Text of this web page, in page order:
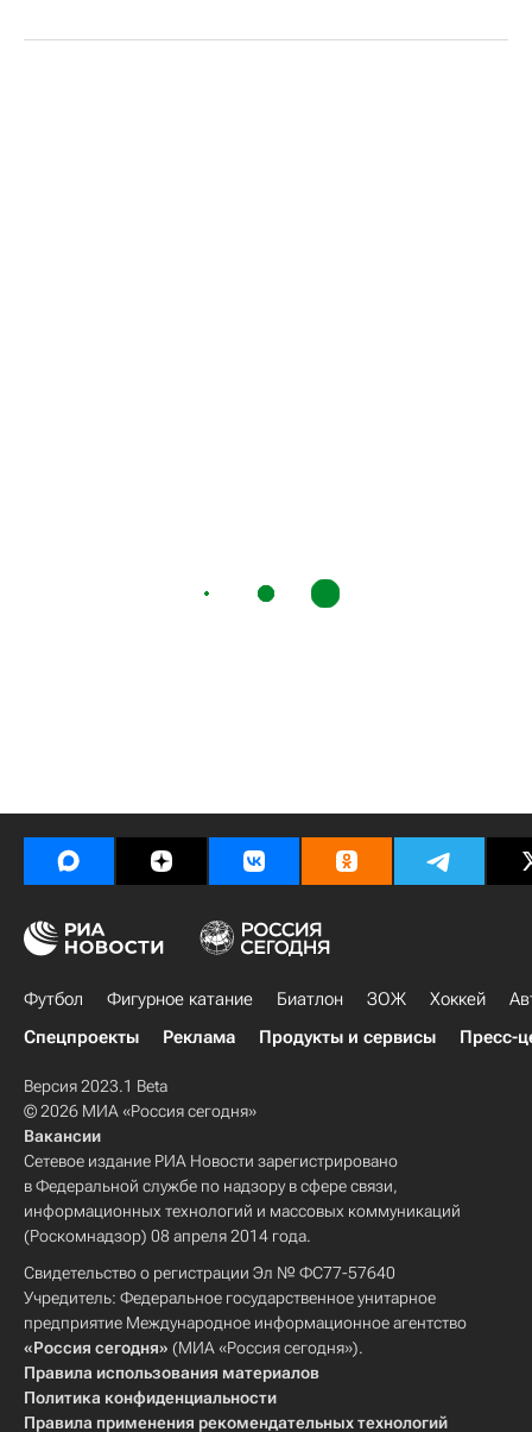
Футбол Фигурное катание Биатлон ЗОЖ Хоккей
Спецпроекты
Реклама Продукты и сервисы Пресс-
Версия 2023.1 Beta
© 2026 МИА «Россия сегодня»
Вакансии
Сетевое издание РИА Новости зарегистрировано
в Федеральной службе по надзору в сфере связи,
информационных технологий и массовых коммуникаций
(Роскомнадзор) 08 апреля 2014 года.
Свидетельство о регистрации Эл № ФС77-57640
Учредитель: Федеральное государственное унитарное
предприятие Международное информационное агентство
«Россия сегодня» (МИА «Россия сегодня»).
Правила использования материалов
Политика конфиденциальности
Правила применения рекомендательных технологий